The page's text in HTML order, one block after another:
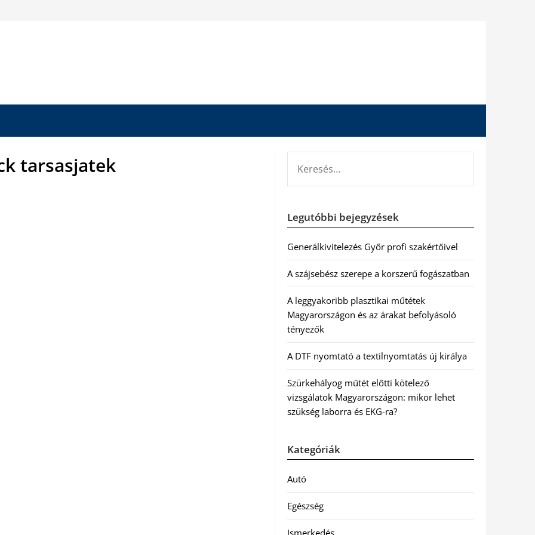
tarsasjatek
Legutóbbi bejegyzések
Generálkivitelezés Győr profi szakértőivel
A szájsebész szerepe a korszerű fogászatban
A leggyakoribb plasztikai műtétek
Magyarországon és az árakat befolyásoló
tényezők
A DTF nyomtató a textilnyomtatás új királya
Szürkehályog műtét előtti kötelező
vizsgálatok Magyarországon: mikor lehet
szükség laborra és EKG-ra?
Kategóriák
Autó
Egészség
Ismerkedés